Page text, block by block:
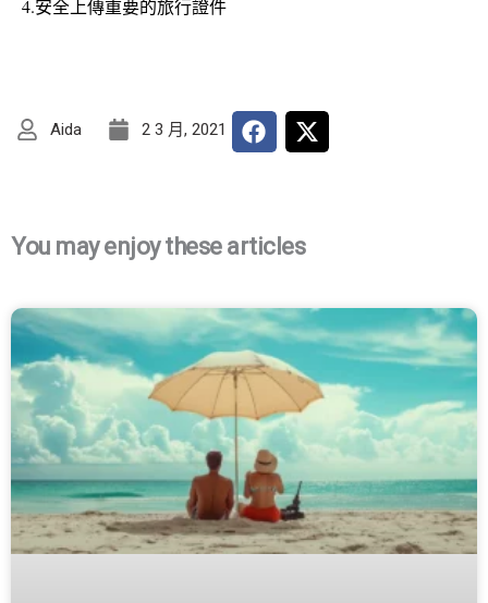
4.安全上傳重要的旅行證件
Aida 2 3 月, 2021
You may enjoy these articles